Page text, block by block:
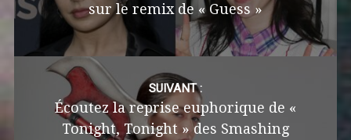
sur le remix de « Guess »
SUIVANT :
Écoutez la reprise euphorique de «
Tonight, Tonight » des Smashing